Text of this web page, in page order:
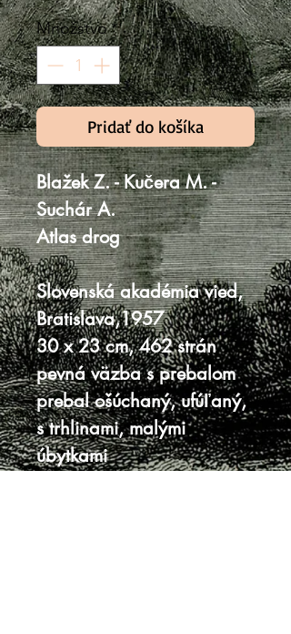
Množstvo*
Pridať do košíka
Blažek Z. - Kučera M. -
Suchár A.
Atlas drog
Slovenská akadémia vied,
Bratislava,1957
30 x 23 cm, 462 strán
pevná väzba s prebalom
prebal ošúchaný, ufúľaný,
s trhlinami, malými
úbytkami